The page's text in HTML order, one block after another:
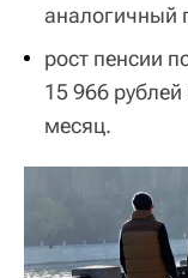
аналогичный
рост пенсии
15 966
месяц.